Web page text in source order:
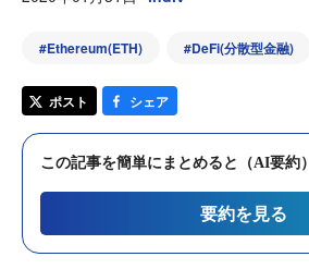
#Ethereum(ETH) #DeFi(分散型金融)
ポスト シェア
この記事を簡単にまとめると（AI要約）
要約を見る